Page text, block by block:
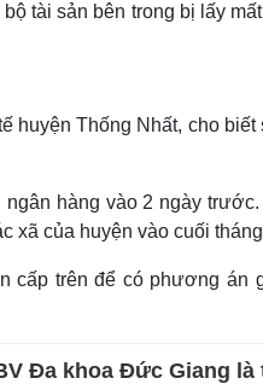
tài sản bên trong bị lấy
huyện Thống Nhất, cho
hàng vào 2 ngày
xã của huyện vào cuối
cấp trên để có phương án
Đa khoa Đức Giang